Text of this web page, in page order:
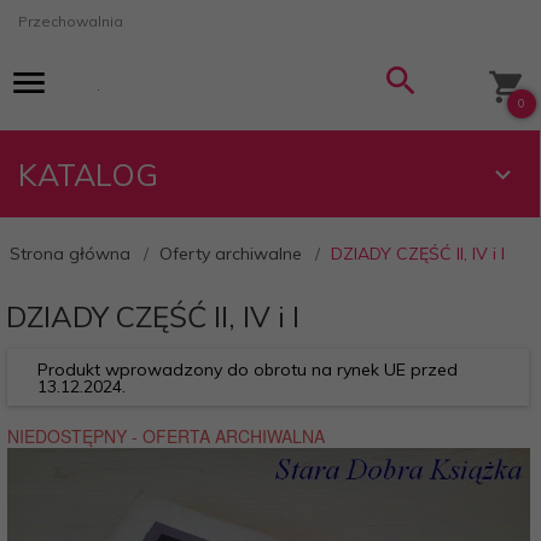
Przechowalnia
0
KATALOG
Strona główna Oferty archiwalne DZIADY CZĘŚĆ II, IV i I
DZIADY CZĘŚĆ II, IV i I
Produkt wprowadzony do obrotu na rynek UE przed
13.12.2024.